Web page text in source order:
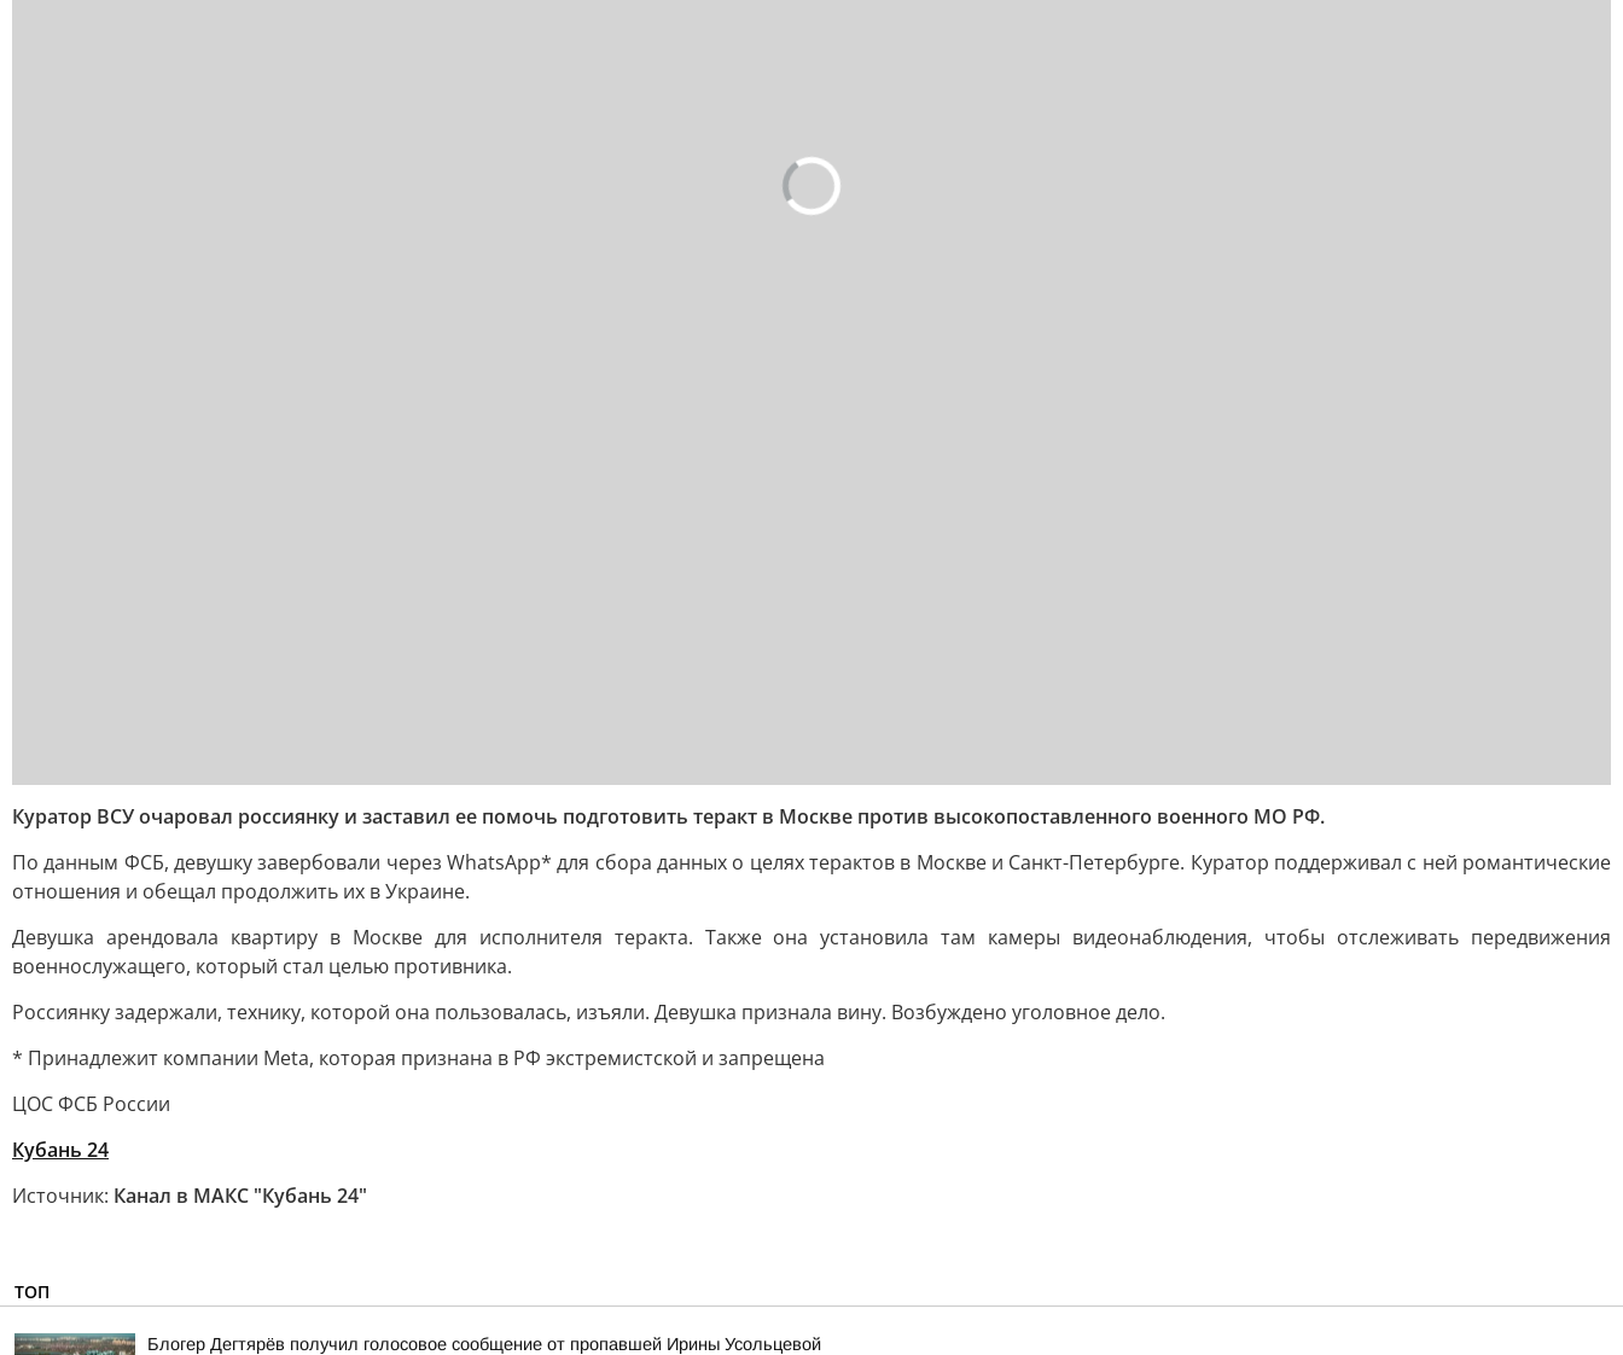
Куратор ВСУ очаровал россиянку и заставил ее помочь подготовить теракт в Москве против высокопоставленного военного МО РФ.
По данным ФСБ, девушку завербовали через WhatsApp* для сбора данных о целях терактов в Москве и Санкт-Петербурге. Куратор поддерживал с ней романтические
отношения и обещал продолжить их в Украине.
Девушка арендовала квартиру в Москве для исполнителя теракта. Также она установила там камеры видеонаблюдения, чтобы отслеживать передвижения
военнослужащего, который стал целью противника.
Россиянку задержали, технику, которой она пользовалась, изъяли. Девушка признала вину. Возбуждено уголовное дело.
* Принадлежит компании Meta, которая признана в РФ экстремистской и запрещена
ЦОС ФСБ России
Кубань 24
Источник: Канал в МАКС "Кубань 24"
ТОП
Блогер Дегтярёв получил голосовое сообщение от пропавшей Ирины Усольцевой